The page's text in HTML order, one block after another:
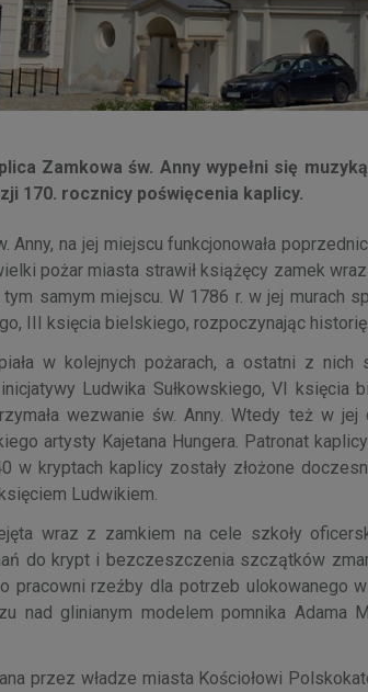
Zamkowa św. Anny wypełni się
170. rocznicy poświęcenia kaplicy.
Anny, na jej miejscu funkcjonowała
pożar miasta strawił książęcy zamek
samym miejscu. W 1786 r. w jej murach
III księcia bielskiego, rozpoczynając
w kolejnych pożarach, a ostatni z nich
Ludwika Sułkowskiego, VI księcia
wezwanie św. Anny. Wtedy też w
artysty Kajetana Hungera. Patronat
w kryptach kaplicy zostały złożone
Ludwikiem.
wraz z zamkiem na cele szkoły
do krypt i bezczeszczenia szczątków
pracowni rzeźby dla potrzeb ulokowanego
nad glinianym modelem pomnika Adama
przez władze miasta Kościołowi